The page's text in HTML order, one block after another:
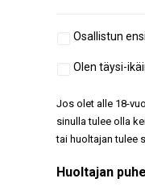
Aiempi
Osallistun
Täysi-
Olen täysi-
Jos olet alle 18-
sinulla tulee olla
tai huoltajan tulee
Huoltajan